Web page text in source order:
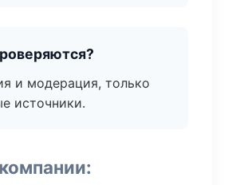
и модерация, только
источники.